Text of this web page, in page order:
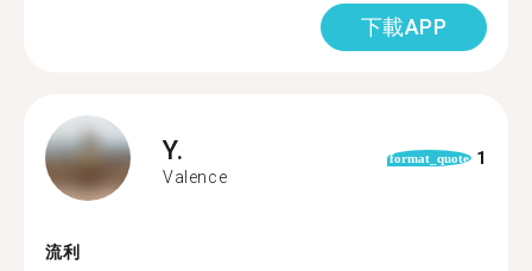
下載APP
Y.
Valence
format_quote 1
流利